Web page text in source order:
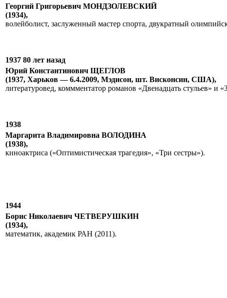
Георгий Григорьевич МОНДЗОЛЕВСКИЙ
(1934),
волейболист, заслуженный мастер спорта, двукратный
1937 80 лет назад
Юрий Константинович ЩЕГЛОВ
(1937, Харьков — 6.4.2009, Мэдисон, шт. Висконсин, США),
литературовед, коммментатор романов «Двенадцать стульев» и
1938
Маргарита Владимировна ВОЛОДИНА
(1938),
киноактриса («Оптимистическая трагедия», «Три сестры»).
1944
Борис Николаевич ЧЕТВЕРУШКИН
(1934),
математик, академик РАН (2011).